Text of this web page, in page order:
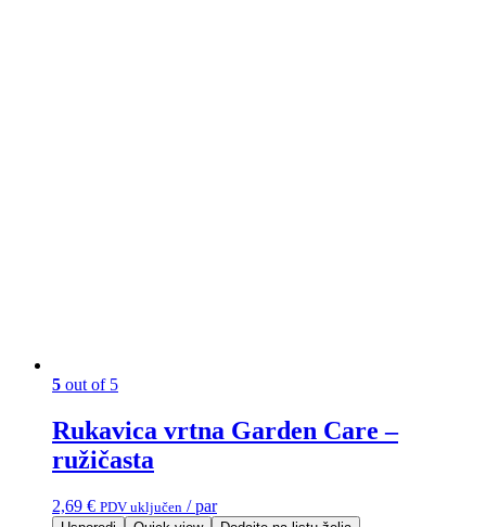
5 out of 5
Rukavica vrtna Garden Care –
ružičasta
2,69 € PDV uključen / par